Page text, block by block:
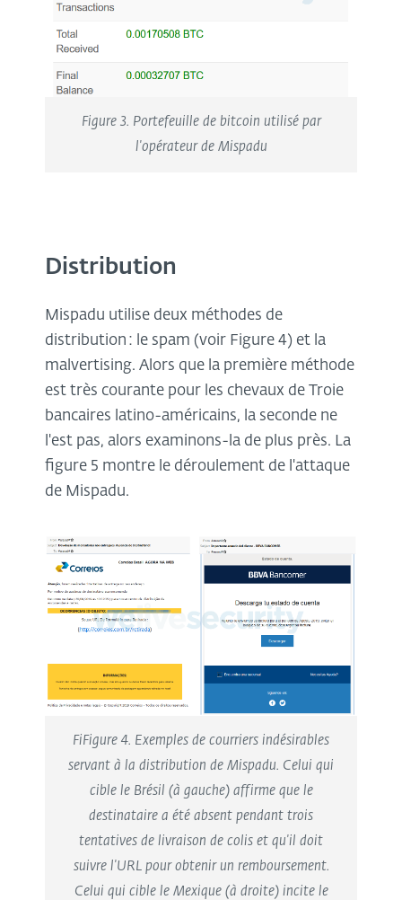
Figure 3. Portefeuille de bitcoin utilisé par
l'opérateur de Mispadu
Distribution
Mispadu utilise deux méthodes de
distribution : le spam (voir Figure 4) et la
malvertising. Alors que la première méthode
est très courante pour les chevaux de Troie
bancaires latino-américains, la seconde ne
l'est pas, alors examinons-la de plus près. La
figure 5 montre le déroulement de l'attaque
de Mispadu.
FiFigure 4. Exemples de courriers indésirables
servant à la distribution de Mispadu. Celui qui
cible le Brésil (à gauche) affirme que le
destinataire a été absent pendant trois
tentatives de livraison de colis et qu'il doit
suivre l'URL pour obtenir un remboursement.
Celui qui cible le Mexique (à droite) incite le